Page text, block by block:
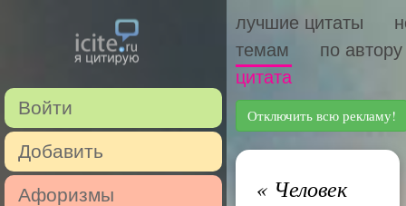
Войти
Добавить
Афоризмы
лучшие цитаты
темам
по автору
цитата
Отключить всю рекламу!
«Человек